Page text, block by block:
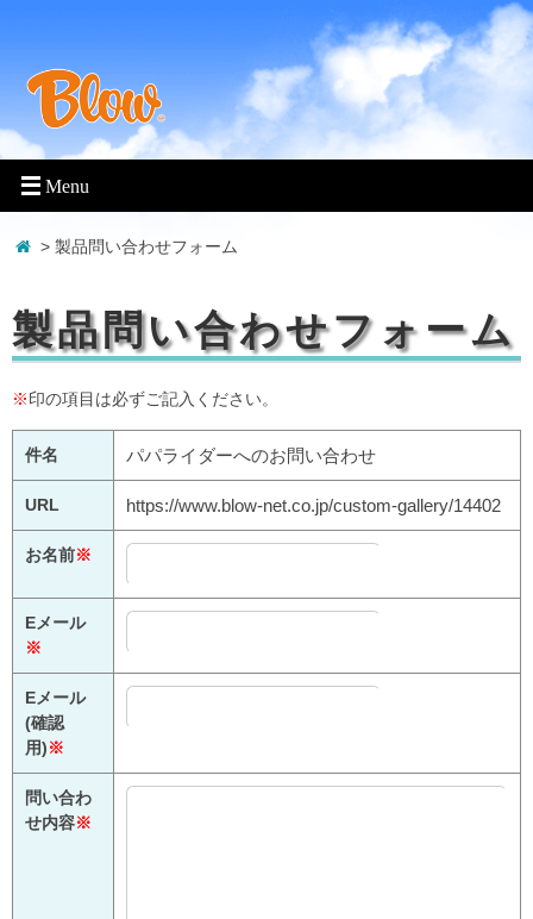
> 製品問い合わせフォーム
製品問い合わせフォーム
※印の項目は必ずご記入ください。
件名 パパライダーへのお問い合わせ
URL https://www.blow-net.co.jp/custom-gallery/14402
お名前※
Eメール
※
Eメール
(確認
用)※
問い合わ
せ内容※